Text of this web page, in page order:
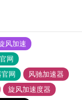
风加速
网
网
风驰加速器
旋风加速度器